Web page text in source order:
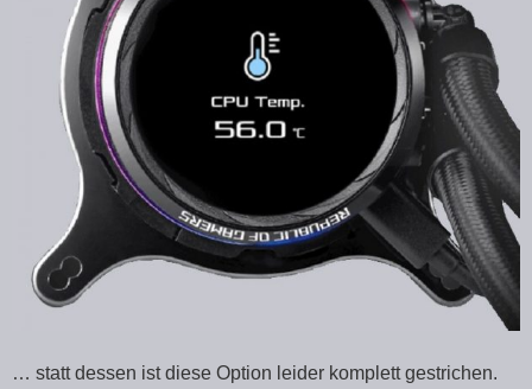
… statt dessen ist diese Option leider komplett gestrichen.